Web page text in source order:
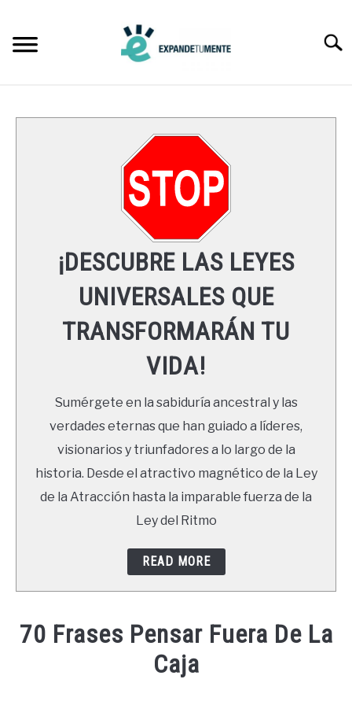
content
LEYES UNIVERSALES
RECURSOS
NEWSLETTER
¡DESCUBRE LAS LEYES
UNIVERSALES QUE
TRANSFORMARÁN TU
VIDA!
Sumérgete en la sabiduría ancestral y las
verdades eternas que han guiado a líderes,
visionarios y triunfadores a lo largo de la
historia. Desde el atractivo magnético de la Ley
de la Atracción hasta la imparable fuerza de la
Ley del Ritmo
READ MORE
70 Frases Pensar Fuera De La
Caja